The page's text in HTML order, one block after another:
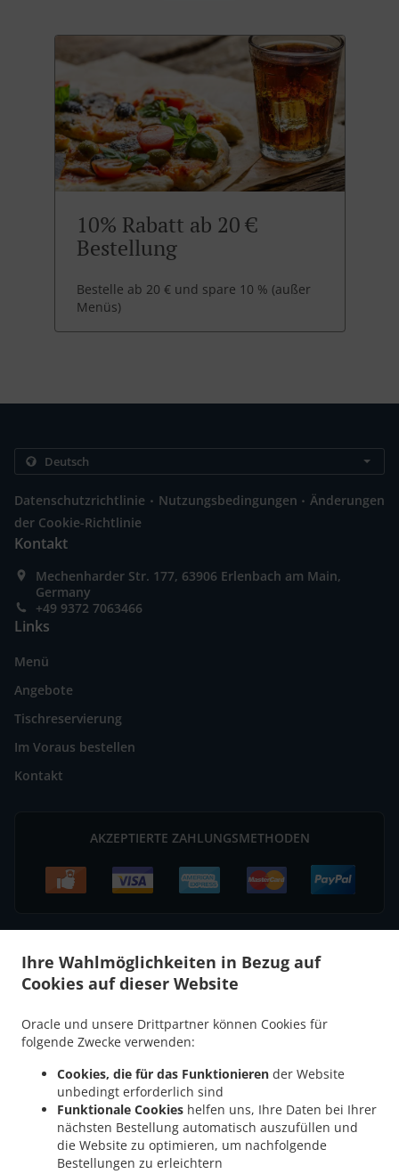
Ihre Wahlmöglichkeiten in Bezug auf
Cookies auf dieser Website
Oracle und unsere Drittpartner können Cookies für
folgende Zwecke verwenden:
Cookies, die für das Funktionieren der Website
unbedingt erforderlich sind
Funktionale Cookies helfen uns, Ihre Daten bei Ihrer
nächsten Bestellung automatisch auszufüllen und
die Website zu optimieren, um nachfolgende
Bestellungen zu erleichtern
10% Rabatt ab 20 €
Bestellung
Bestelle ab 20 € und spare 10 % (außer
Menüs)
Datenschutzrichtlinie . Nutzungsbedingungen . Änderungen
der Cookie-Richtlinie
Kontakt
Mechenharder Str. 177, 63906 Erlenbach am Main,
Germany
+49 9372 7063466
Links
Menü
Angebote
Tischreservierung
Im Voraus bestellen
Kontakt
AKZEPTIERTE ZAHLUNGSMETHODEN
Pizza Lieferservice Erlenbach am Main Mechenhard . Pizza Lieferservice Erlenbach
am Main Streit . Pizza Lieferservice Erlenbach am Main
Lieferservice Elsenfeld Rück
Pizza Lieferservice Elsenfeld Sommerau
Lieferservice Klingenberg am Main Mechenhard . Pizza Lieferservice Klingenberg am
Main Röllfeld
. Pizza Lieferservice Klingenberg am Main
Pizza Lieferservice
Mönchberg Schmachtenberg
. Pizza Lieferservice Mönchberg Streit .
Lieferservice Mönchberg
Pizza Lieferservice Wörth am Main Seckmauern
.